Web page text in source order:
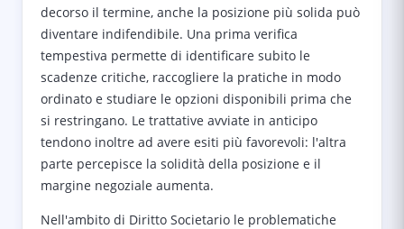
decorso il termine, anche la posizione più solida può
diventare indifendibile. Una prima verifica
tempestiva permette di identificare subito le
scadenze critiche, raccogliere la pratiche in modo
ordinato e studiare le opzioni disponibili prima che
si restringano. Le trattative avviate in anticipo
tendono inoltre ad avere esiti più favorevoli: l'altra
parte percepisce la solidità della posizione e il
margine negoziale aumenta.
Nell'ambito di Diritto Societario le problematiche